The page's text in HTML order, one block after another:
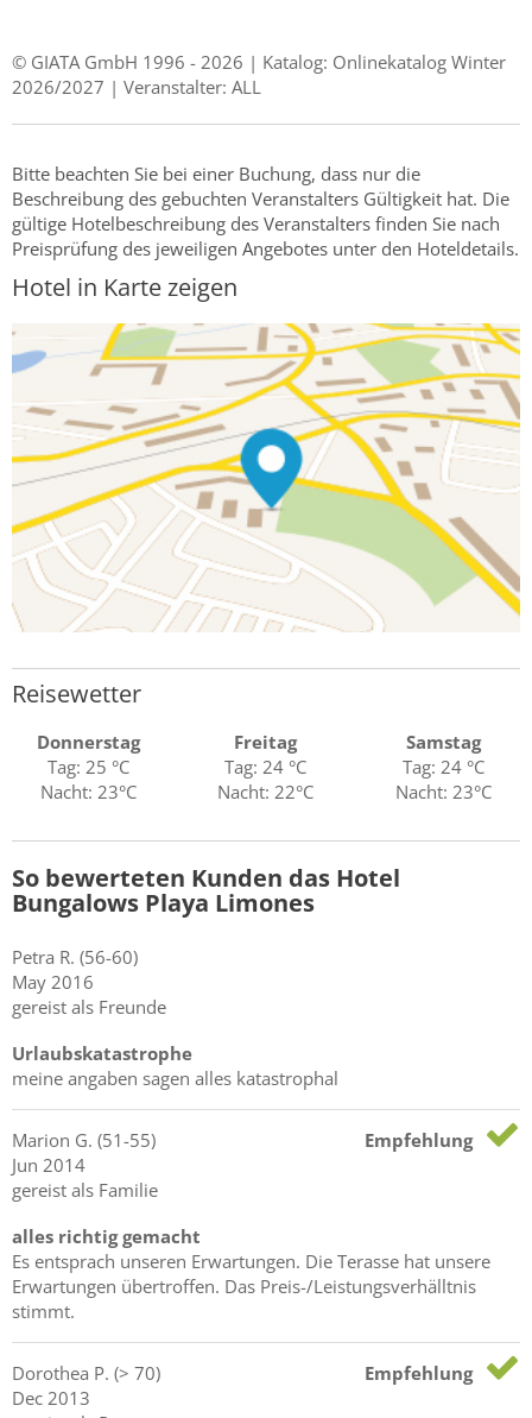
© GIATA GmbH 1996 - 2026 | Katalog: Onlinekatalog Winter
2026/2027 | Veranstalter: ALL
Bitte beachten Sie bei einer Buchung, dass nur die
Beschreibung des gebuchten Veranstalters Gültigkeit hat. Die
gültige Hotelbeschreibung des Veranstalters finden Sie nach
Preisprüfung des jeweiligen Angebotes unter den Hoteldetails.
Hotel in Karte zeigen
Reisewetter
Donnerstag
Tag: 25 °C
Nacht: 23°C
Freitag
Tag: 24 °C
Nacht: 22°C
Samstag
Tag: 24 °C
Nacht: 23°C
So bewerteten Kunden das Hotel
Bungalows Playa Limones
Petra R. (56-60)
May 2016
gereist als Freunde
Urlaubskatastrophe
meine angaben sagen alles katastrophal
Marion G. (51-55)
Jun 2014
gereist als Familie
Empfehlung
alles richtig gemacht
Es entsprach unseren Erwartungen. Die Terasse hat unsere
Erwartungen übertroffen. Das Preis-/Leistungsverhälltnis
stimmt.
Dorothea P. (> 70)
Dec 2013
Empfehlung